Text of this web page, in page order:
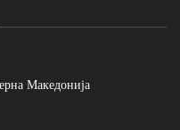
Македонија